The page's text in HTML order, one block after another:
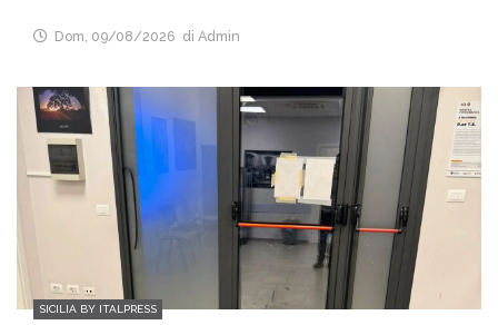
Dom, 09/08/2026 di Admin
SICILIA BY ITALPRESS